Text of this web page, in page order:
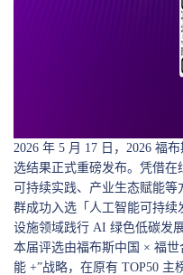
2026 年 5 月 17 日，2026 福
选结果正式重磅发布。凭借在
可持续实践、产业生态赋能
群成功入选「人工智能可持
设施领域践行 AI 绿色低碳发
本届评选由福布斯中国 × 福
能 +”战略，在原有 TOP50